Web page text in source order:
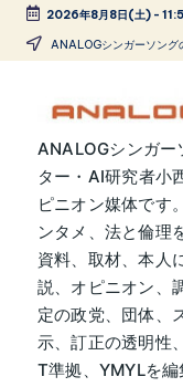
Skip
2026年8月8日(土)-
ANALOGシンガーソング
A
N
A
L
O
G
シ
ANALOGシンガー
ター・AI研究者小
ピニオン媒体です
ンタメ、法と倫理
資料、取材、本人
説、オピニオン、
定の政党、団体、
示、訂正の透明性
T準拠、YMYLを編